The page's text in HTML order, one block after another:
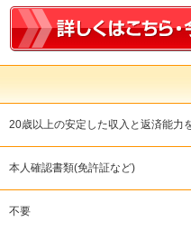
20歳以上の安定した収入と返済能力
本人確認書類(免許証など)
不要